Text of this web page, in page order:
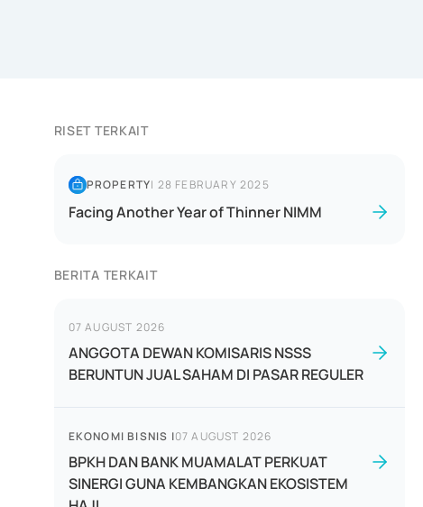
RISET TERKAIT
PROPERTY| 28 FEBRUARY 2025
Facing Another Year of Thinner NIMM
BERITA TERKAIT
07 AUGUST 2026
ANGGOTA DEWAN KOMISARIS NSSS
BERUNTUN JUAL SAHAM DI PASAR REGULER
EKONOMI BISNIS |07 AUGUST 2026
BPKH DAN BANK MUAMALAT PERKUAT
SINERGI GUNA KEMBANGKAN EKOSISTEM